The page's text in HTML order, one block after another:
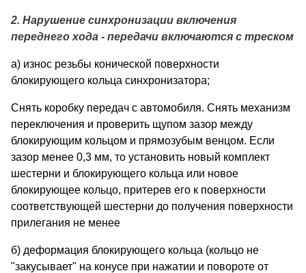
2. Нарушение синхронизации включения
переднего хода - передачи включаются с треском
а) износ резьбы конической поверхности
блокирующего кольца синхронизатора;
Снять коробку передач с автомобиля. Снять механизм
переключения и проверить щупом зазор между
блокирующим кольцом и прямозубым венцом. Если
зазор менее 0,3 мм, то установить новый комплект
шестерни и блокирующего кольца или новое
блокирующее кольцо, притерев его к поверхности
соответствующей шестерни до получения поверхности
прилегания не менее
б) деформация блокирующего кольца (кольцо не
"закусывает" на конусе при нажатии и повороте от